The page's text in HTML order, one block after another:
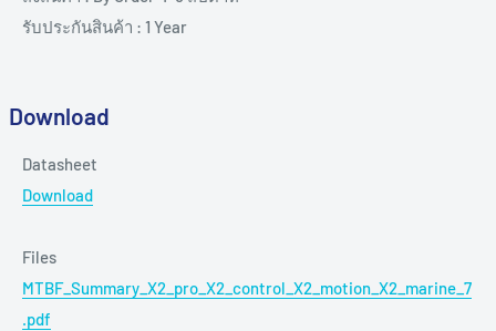
รับประกันสินค้า : 1 Year
Download
Datasheet
Download
Files
MTBF_Summary_X2_pro_X2_control_X2_motion_X2_marine_7
.pdf